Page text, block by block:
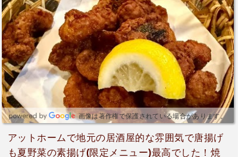
画像は著作権で保護されている場合があります。
アットホームで地元の居酒屋的な雰囲気で唐揚げ
も夏野菜の素揚げ(限定メニュー)最高でした！焼